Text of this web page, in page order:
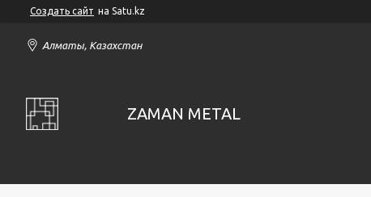
Создать сайт на Satu.kz
Алматы, Казахстан
ZAMAN METAL